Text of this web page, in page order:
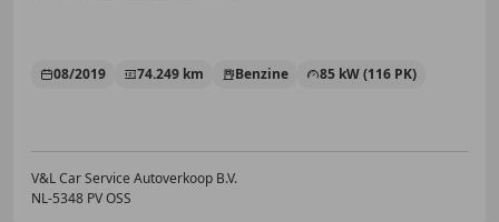
08/2019 74.249 km Benzine 85 kW (116 PK)
V&L Car Service Autoverkoop B.V.
NL-5348 PV OSS